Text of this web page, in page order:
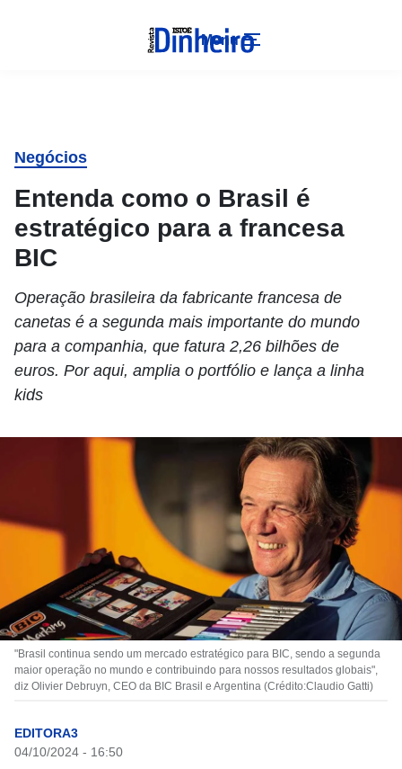
Menu
Negócios
Entenda como o Brasil é
estratégico para a francesa
BIC
Operação brasileira da fabricante francesa de
canetas é a segunda mais importante do mundo
para a companhia, que fatura 2,26 bilhões de
euros. Por aqui, amplia o portfólio e lança a linha
kids
"Brasil continua sendo um mercado estratégico para BIC, sendo a segunda
maior operação no mundo e contribuindo para nossos resultados globais",
diz Olivier Debruyn, CEO da BIC Brasil e Argentina (Crédito:Claudio Gatti)
EDITORA3
04/10/2024 - 16:50